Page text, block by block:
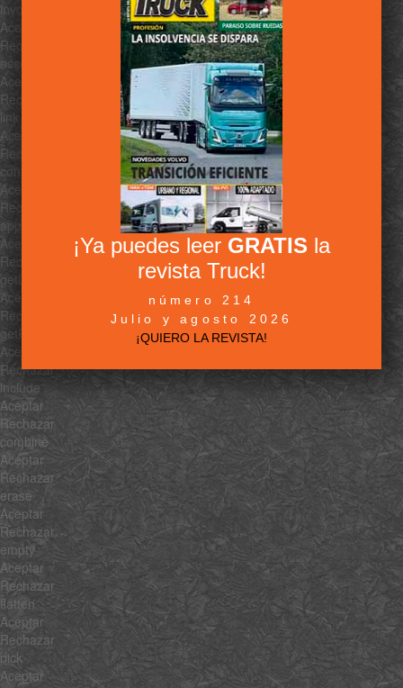
¡Ya puedes leer GRATIS la
revista Truck!
número 214
Julio y agosto 2026
¡QUIERO LA REVISTA!
invoke
Aceptar
Rechazar
associate
Aceptar
Rechazar
link
Aceptar
Rechazar
contains
Aceptar
Rechazar
append
Aceptar
Rechazar
getLast
Aceptar
Rechazar
getRandom
Aceptar
Rechazar
include
Aceptar
Rechazar
combine
Aceptar
Rechazar
erase
Aceptar
Rechazar
empty
Aceptar
Rechazar
flatten
Aceptar
Rechazar
pick
Aceptar